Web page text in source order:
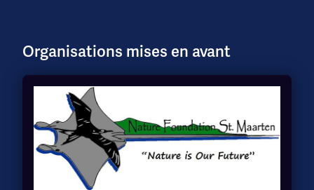
Organisations mises en avant